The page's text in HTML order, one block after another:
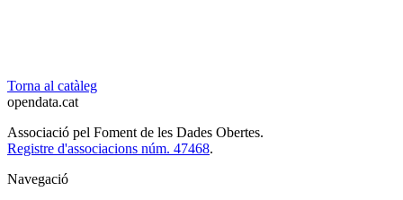
Torna al catàleg
opendata.cat
Associació pel Foment de les Dades Obertes.
Registre d'associacions núm. 47468.
Navegació